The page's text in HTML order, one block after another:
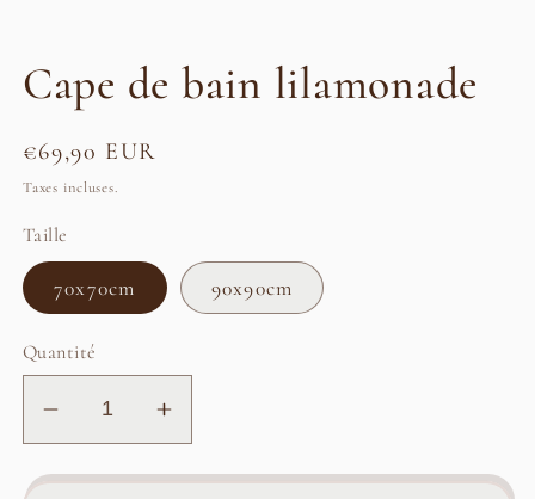
une
fenêtre
modale
Cape de bain lilamonade
Prix
habituel
€69,90 EUR
Taxes incluses.
Taille
70x70cm 90x90cm
Quantité
Réduire
la
Augmenter
la